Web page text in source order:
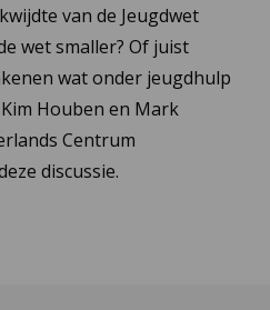
van de Jeugdwet
wet smaller? Of juist
wat onder jeugdhulp
Houben en Mark
Centrum
discussie.